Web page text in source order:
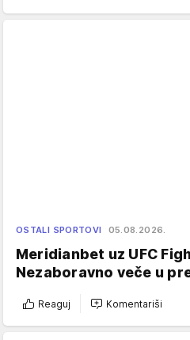
OSTALI SPORTOVI 05.08.2026.
Meridianbet uz UFC
Nezaboravno veče u
Reaguj Komentariši